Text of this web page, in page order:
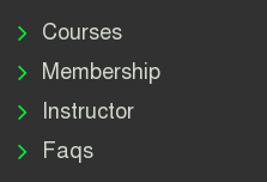
Courses
Membership
Instructor
Faqs